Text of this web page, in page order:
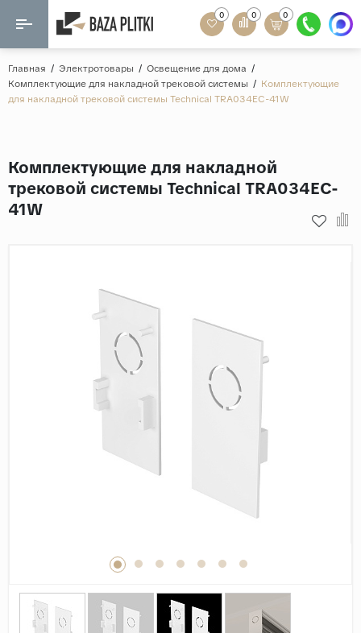
Назад
Керамогранит
Формат
20x120
80x160
Мрамор
Оникс
Матовая
Лаппатированная
Мозаика
Кварц-винил
0 0 0
Главная / Электротовары / Освещение для дома /
Комплектующие для накладной трековой системы / Комплектующие
для накладной трековой системы Technical TRA034EC-41W
Комплектующие для накладной
трековой системы Technical TRA034EC-
41W